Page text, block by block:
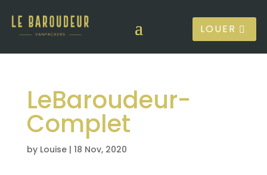
LOUER
LeBaroudeur-
Complet
by Louise| 18 Nov, 2020